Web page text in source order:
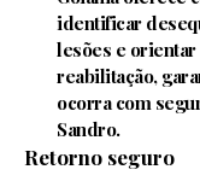
identificar
lesões e
reabilitação,
ocorra com
Sandro.
Retorno seguro